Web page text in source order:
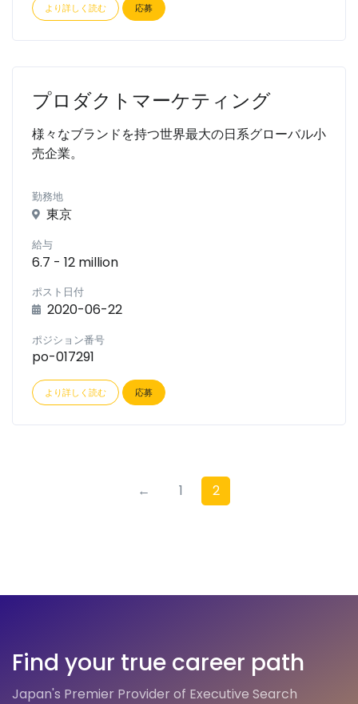
より詳しく読む 応募
プロダクトマーケティング
様々なブランドを持つ世界最大の日系グローバル小
売企業。
勤務地
東京
給与
6.7 - 12 million
ポスト日付
2020-06-22
ポジション番号
po-017291
より詳しく読む 応募
← 1 2
Find your true career path
Japan's Premier Provider of Executive Search